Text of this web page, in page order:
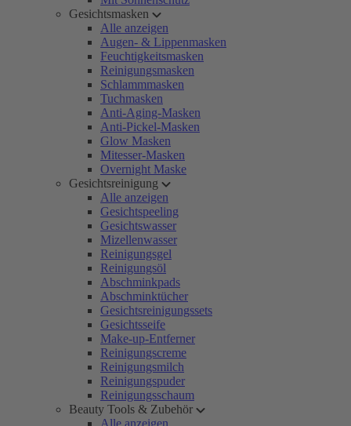
Gesichtsmasken
Alle anzeigen
Augen- & Lippenmasken
Feuchtigkeitsmasken
Reinigungsmasken
Schlammmasken
Tuchmasken
Anti-Aging-Masken
Anti-Pickel-Masken
Glow Masken
Mitesser-Masken
Overnight Maske
Gesichtsreinigung
Alle anzeigen
Gesichtspeeling
Gesichtswasser
Mizellenwasser
Reinigungsgel
Reinigungsöl
Abschminkpads
Abschminktücher
Gesichtsreinigungssets
Gesichtsseife
Make-up-Entferner
Reinigungscreme
Reinigungsmilch
Reinigungspuder
Reinigungsschaum
Beauty Tools & Zubehör
Alle anzeigen